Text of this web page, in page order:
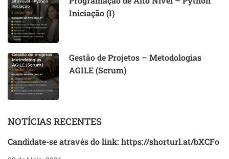
Iniciação (I)
Gestão de Projetos – Metodologias
AGILE (Scrum)
NOTÍCIAS RECENTES
Candidate-se através do link: https://shorturl.at/bXCFo